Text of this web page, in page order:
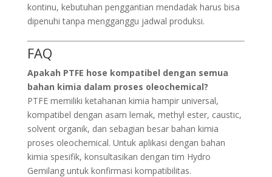
kontinu, kebutuhan penggantian mendadak harus bisa
dipenuhi tanpa mengganggu jadwal produksi.
FAQ
Apakah PTFE hose kompatibel dengan semua
bahan kimia dalam proses oleochemical?
PTFE memiliki ketahanan kimia hampir universal,
kompatibel dengan asam lemak, methyl ester, caustic,
solvent organik, dan sebagian besar bahan kimia
proses oleochemical. Untuk aplikasi dengan bahan
kimia spesifik, konsultasikan dengan tim Hydro
Gemilang untuk konfirmasi kompatibilitas.